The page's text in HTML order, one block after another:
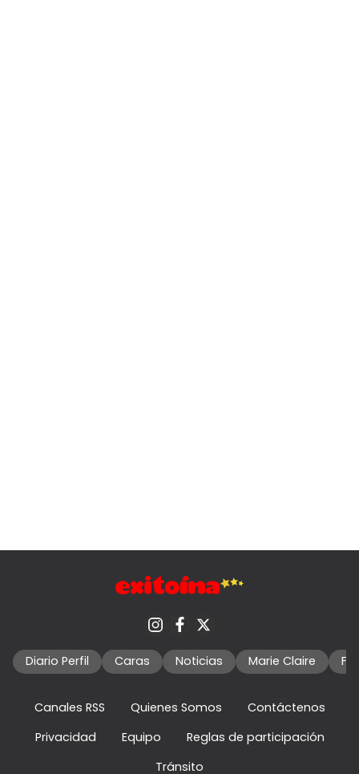
Diario Perfil Caras Noticias Marie Claire
Canales RSS Quienes Somos
Contáctenos
Privacidad
Equipo
Reglas de participación
Tránsito